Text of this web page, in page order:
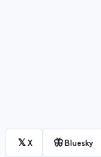
𝕏X 🦋Bluesky